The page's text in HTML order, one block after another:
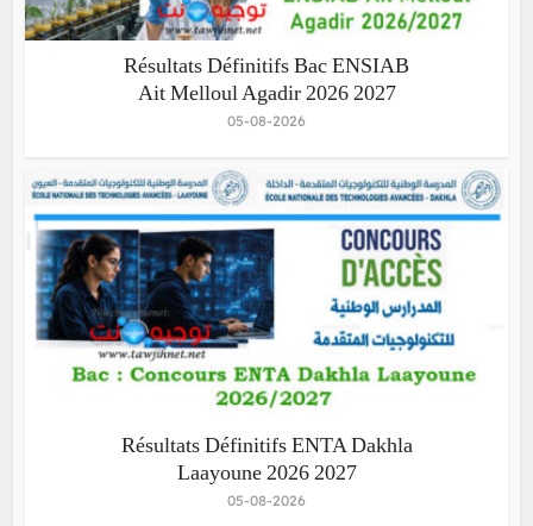
Résultats Définitifs Bac ENSIAB
Ait Melloul Agadir 2026 2027
05-08-2026
Résultats Définitifs ENTA Dakhla
Laayoune 2026 2027
05-08-2026